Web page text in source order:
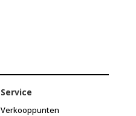
Service
Verkooppunten